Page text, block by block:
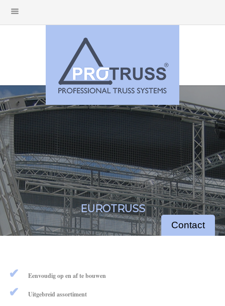
EUROTRUSS
Contact
Eenvoudig op en af te bouwen
Uitgebreid assortiment